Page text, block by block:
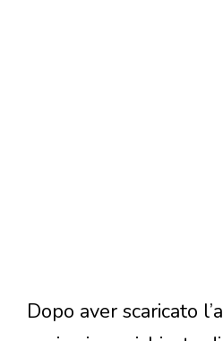
Dopo aver scaricato